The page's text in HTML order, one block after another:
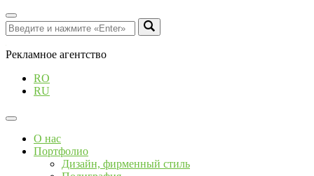
Рекламное агентство
RO
RU
О нас
Портфолио
Дизайн, фирменный стиль